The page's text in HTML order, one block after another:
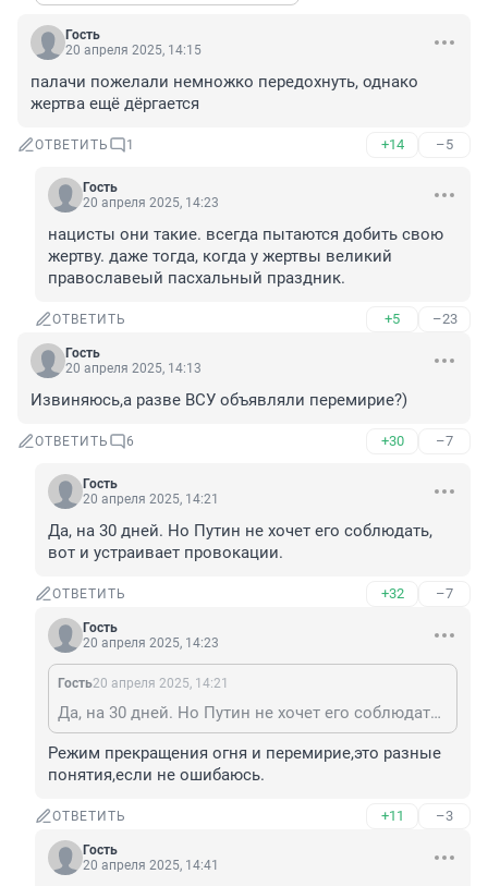
Гость
20 апреля 2025, 14:15
палачи пожелали немножко передохнуть, однако
жертва ещё дёргается
ОТВЕТИТЬ 1 +14 –5
Гость
20 апреля 2025, 14:23
нацисты они такие. всегда пытаются добить свою
жертву. даже тогда, когда у жертвы великий
православеый пасхальный праздник.
ОТВЕТИТЬ +5 –23
Гость
20 апреля 2025, 14:13
Извиняюсь,а разве ВСУ объявляли перемирие?)
ОТВЕТИТЬ 6 +30 –7
Гость
20 апреля 2025, 14:21
Да, на 30 дней. Но Путин не хочет его соблюдать,
вот и устраивает провокации.
ОТВЕТИТЬ +32 –7
Гость
20 апреля 2025, 14:23
Гость20 апреля 2025, 14:21
Да, на 30 дней. Но Путин не хочет его соблюдать, вот и устраивает провокации.
Режим прекращения огня и перемирие,это разные
понятия,если не ошибаюсь.
ОТВЕТИТЬ +11 –3
Гость
20 апреля 2025, 14:41